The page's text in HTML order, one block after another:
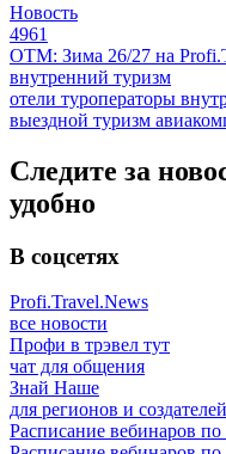
Новость
4961
ОТМ: Зима 26/27 на
внутренний туризм
отели туроператоры
выездной туризм
Следите за
удобно
В соцсетях
Profi.Travel.News
все новости
Профи в трэвел тут
чат для общения
Знай Наше
для регионов и
Расписание вебинаров